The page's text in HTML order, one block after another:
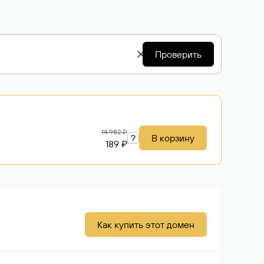
Проверить
14 982 ₽
189 ₽ ? В корзину
Как купить этот домен